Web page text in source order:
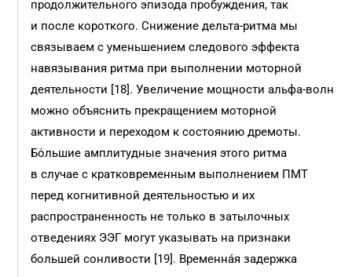
продолжительного эпизода пробуждения, так
и после короткого. Снижение дельта-ритма мы
связываем с уменьшением следового эффекта
навязывания ритма при выполнении моторной
деятельности [18]. Увеличение мощности альфа-волн
можно объяснить прекращением моторной
активности и переходом к состоянию дремоты.
Бόльшие амплитудные значения этого ритма
в случае с кратковременным выполнением ПМТ
перед когнитивной деятельностью и их
распространенность не только в затылочных
отведениях ЭЭГ могут указывать на признаки
большей сонливости [19]. Временнáя задержка